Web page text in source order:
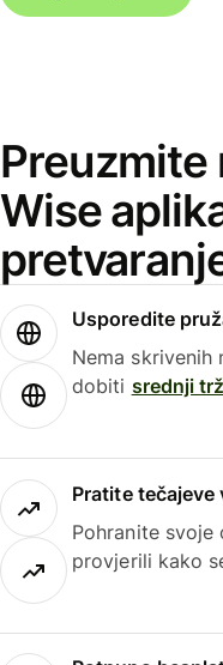
Preuzmite
Wise
Usporedite
Nema skrivenih
dobiti srednji
Pratite tečajeve
Pohranite
provjerili kako